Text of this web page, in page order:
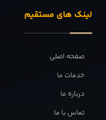
لینک های مستقیم
صفحه اصلی
خدمات ما
درباره ما
تماس با ما